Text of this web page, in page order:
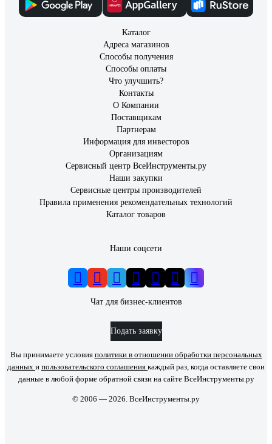
Каталог
Адреса магазинов
Способы получения
Способы оплаты
Что улучшить?
Контакты
О Компании
Поставщикам
Партнерам
Информация для инвесторов
Организациям
Сервисный центр ВсеИнструменты.ру
Наши закупки
Сервисные центры производителей
Правила применения рекомендательных технологий
Каталог товаров
Наши соцсети
Чат для бизнес-клиентов
Подать заявку
Вы принимаете условия политики в отношении обработки персональных
данных и пользовательского соглашения каждый раз, когда оставляете свои
данные в любой форме обратной связи на сайте ВсеИнструменты.ру
© 2006 — 2026. ВсеИнструменты.ру